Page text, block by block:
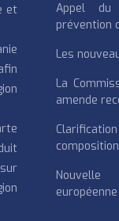
et
Appel du
prévention
Les
La
amende